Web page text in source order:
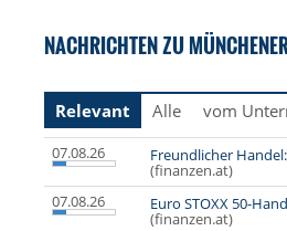
NACHRICHTEN ZU
Relevant
Alle vom
07.08.26 Freundlicher
(finanzen.at)
07.08.26
Euro STOXX 50-
(finanzen.at)